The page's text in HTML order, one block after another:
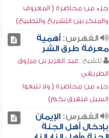
جزء من محاضرة ( المعروف
والمنكر بين التشريع والتطبيع)
الفهرس:أهمية
معرفة طرق الشر
للشيخ: عبد العزيز بن مرزوق
الطريفي
جزء من محاضرة ( ولا تتبعوا
السبل فتفرق بكم)
الفهرس:الإيمان
بإدخال أهل الجنة